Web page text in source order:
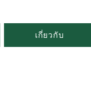
เกี่ยวกับ